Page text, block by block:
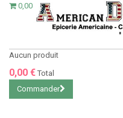
0,00 €
Aucun produit
0,00 € Total
Commander